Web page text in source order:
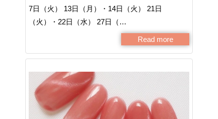
7日（火） 13日（月）・14日（火） 21日
（火）・22日（水） 27日（…
Read more